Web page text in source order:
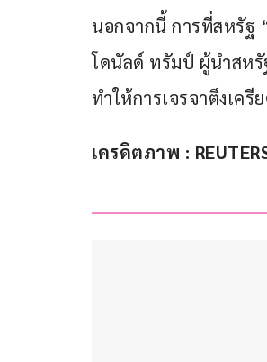
นอกจากนี้ การที่สหรัฐ
โดนัลด์ ทรัมป์ ผู้นำสหรั
ทำให้การเจรจาตึงเครี
เครดิตภาพ :